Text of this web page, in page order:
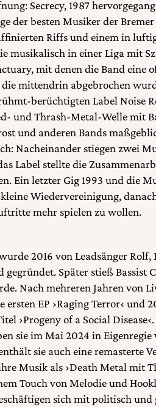
Secrecy, 1987
der besten Musiker der
Riffs und einem in
musikalisch in einer Liga mit
mit denen die Band eine
die mittendrin abgebrochen
berüchtigten Label Noise
und Thrash-Metal-Welle mit
und anderen Bands
Nacheinander stiegen zwei
Label stellte die
Ein letzter Gig 1993 und die
Wiedervereinigung,
mehr spielen zu wollen.
2016 von Leadsänger
gegründet. Später stieß Bassist
Nach mehreren Jahren von
ersten EP ›Raging Terror‹ und
›Progeny of a Social
sie im Mai 2024 in
sie auch eine remasterte
Musik als ›Death Metal mit
Touch von Melodie und
sich mit politisch und